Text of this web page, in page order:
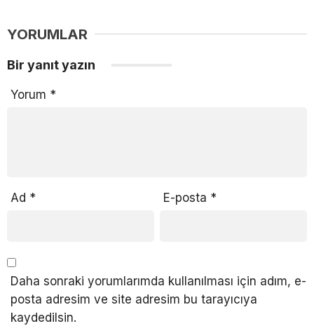
YORUMLAR
Bir yanıt yazın
Yorum *
Ad * E-posta *
Daha sonraki yorumlarımda kullanılması için adım, e-
posta adresim ve site adresim bu tarayıcıya
kaydedilsin.